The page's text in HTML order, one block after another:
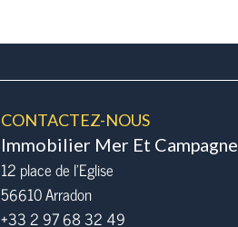
CONTACTEZ-NOUS
Immobilier Mer Et Campagne
12 place de l’Eglise
56610Arradon
+33 2 97 68 32 49